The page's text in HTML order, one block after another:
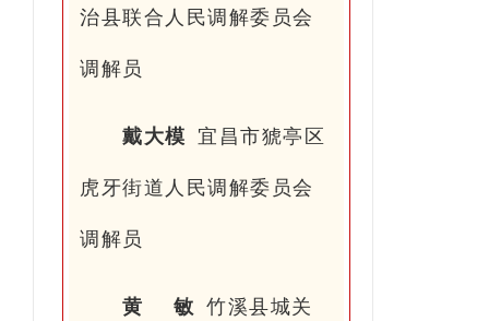
治县联合人民调解委员会
调解员
戴大模 宜昌市猇亭区
虎牙街道人民调解委员会
调解员
黄 敏 竹溪县城关